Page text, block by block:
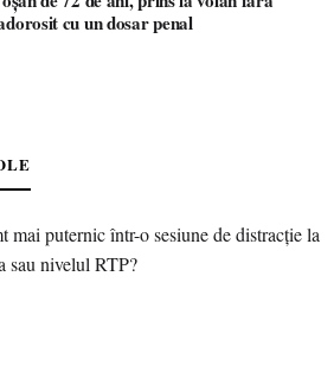
cu un dosar penal